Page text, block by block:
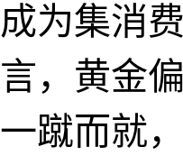
成为集消
言，黄金
一蹴而就